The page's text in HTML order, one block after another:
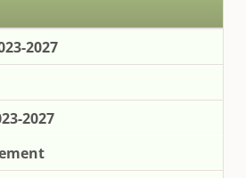
2027
2027